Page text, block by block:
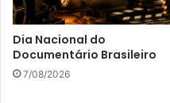
Dia Nacional do
Documentário Brasileiro
7/08/2026